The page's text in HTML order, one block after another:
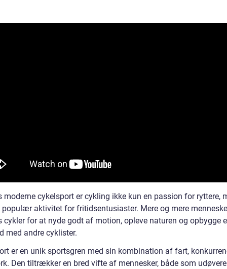
moderne cykelsport er cykling ikke kun en passion for ryttere,
populær aktivitet for fritidsentusiaster. Mere og mere
cykler for at nyde godt af motion, opleve naturen og opbygge
med andre cyklister.
er en unik sportsgren med sin kombination af fart,
Den tiltrækker en bred vifte af mennesker, både som